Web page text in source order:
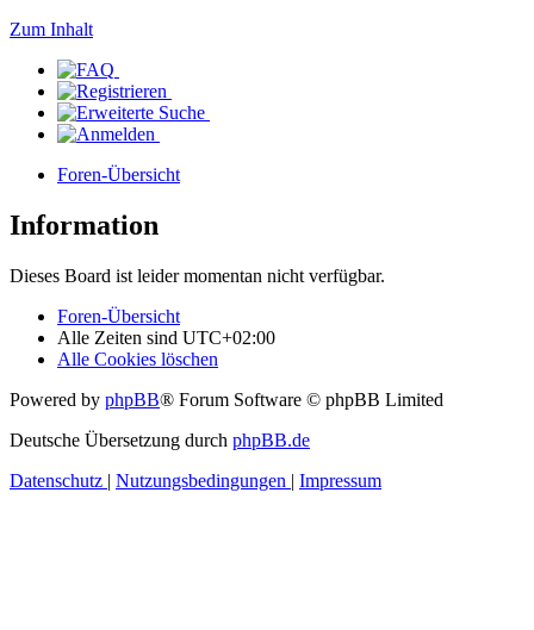
Zum Inhalt
Foren-Übersicht
Information
Dieses Board ist leider momentan nicht verfügbar.
Foren-Übersicht
Alle Zeiten sind UTC+02:00
Alle Cookies löschen
Powered by phpBB® Forum Software © phpBB Limited
Deutsche Übersetzung durch phpBB.de
Datenschutz | Nutzungsbedingungen | Impressum